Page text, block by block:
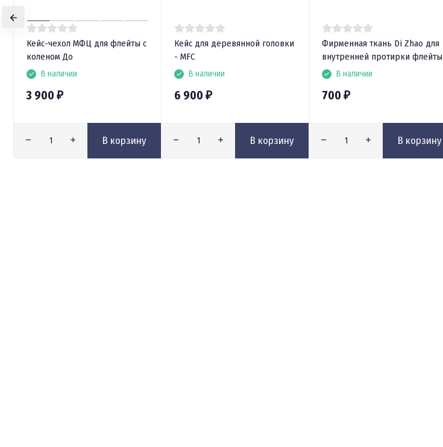
Кейс-чехол МФЦ для флейты с
коленом До
В наличии
3 900 ₽
В корзину
Кейс для деревянной головки
- MFC
В наличии
6 900 ₽
В корзину
Фирменная ткань Di Zhao для
внутренней протирки флейты
В наличии
700 ₽
В корзину